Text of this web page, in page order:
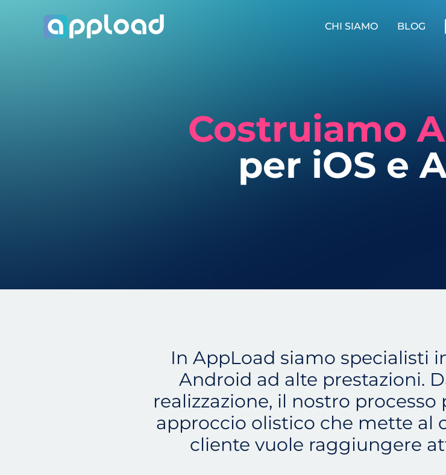
CHI SIAMO BLOG
Costruiamo
per iOS e
In AppLoad siamo specialisti
Android ad alte prestazioni.
realizzazione, il nostro
approccio olistico che mette al
cliente vuole raggiungere